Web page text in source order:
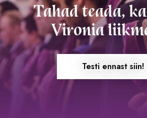
Tahad teada,
Vironia
Testi ennast siin!